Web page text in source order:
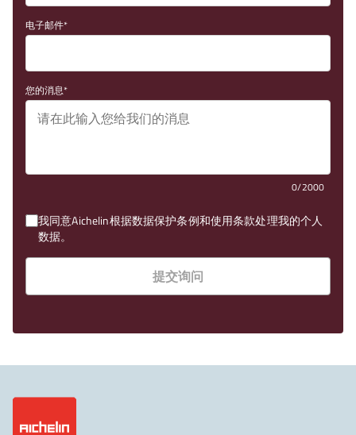
电子邮件
您的消息
0/2000
我同意Aichelin根据数据保护条例和使用条款处理我的个人
数据。
提交询问